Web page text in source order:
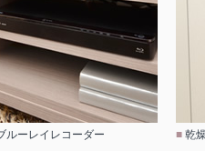
ルーレイレコーダー ■ 乾